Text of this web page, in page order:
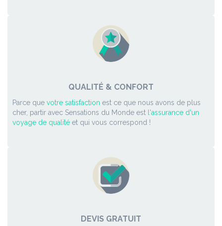
QUALITÉ & CONFORT
Parce que votre satisfaction est ce que nous avons de plus
cher, partir avec Sensations du Monde est l'assurance d'un
voyage de qualité et qui vous correspond !
DEVIS GRATUIT